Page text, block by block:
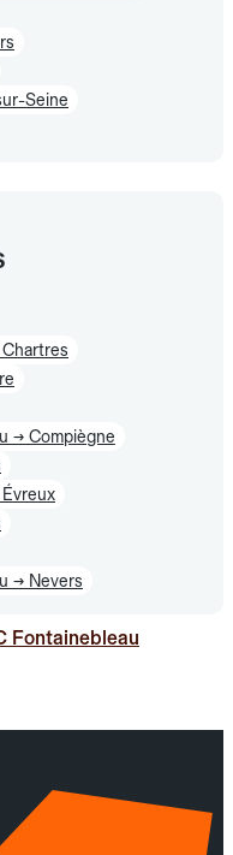
Seine
→ Compiègne
→ Nevers
Fontainebleau